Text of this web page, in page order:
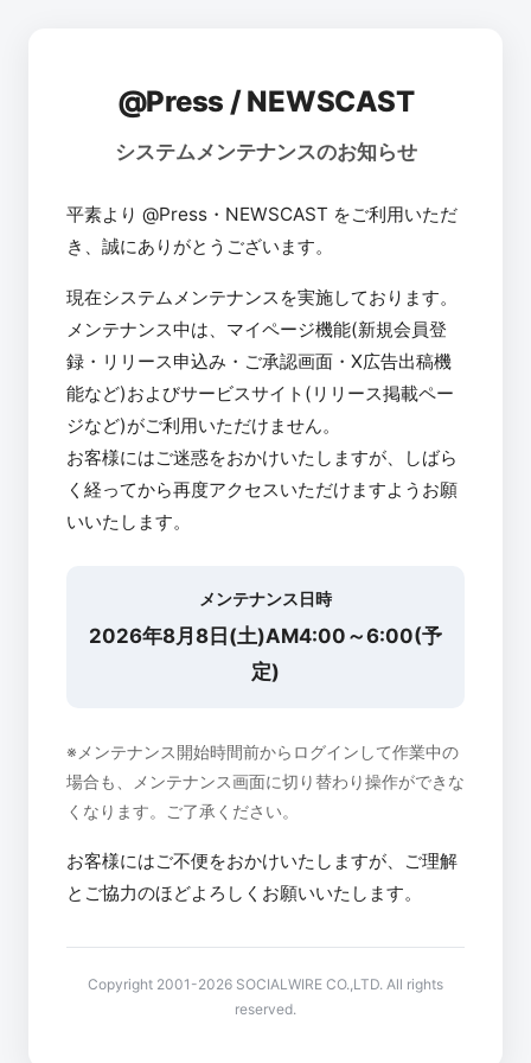
@Press / NEWSCAST
システムメンテナンスのお知らせ
平素より @Press・NEWSCAST をご利用いただ
き、誠にありがとうございます。
現在システムメンテナンスを実施しております。
メンテナンス中は、マイページ機能(新規会員登
録・リリース申込み・ご承認画面・X広告出稿機
能など)およびサービスサイト(リリース掲載ペー
ジなど)がご利用いただけません。
お客様にはご迷惑をおかけいたしますが、しばら
く経ってから再度アクセスいただけますようお願
いいたします。
メンテナンス日時
2026年8月8日(土)AM4:00～6:00(予
定)
※メンテナンス開始時間前からログインして作業中の
場合も、メンテナンス画面に切り替わり操作ができな
くなります。ご了承ください。
お客様にはご不便をおかけいたしますが、ご理解
とご協力のほどよろしくお願いいたします。
Copyright 2001-2026 SOCIALWIRE CO.,LTD. All rights
reserved.